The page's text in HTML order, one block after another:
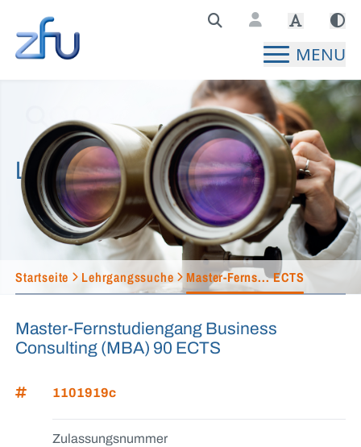
Zentralstelle für Fernunterricht Hauptseite
MENU
Lehrgangssuche
Startseite Lehrgangssuche Master-Ferns... ECTS
Master-Fernstudiengang Business
Consulting (MBA) 90 ECTS
1101919c
Zulassungsnummer